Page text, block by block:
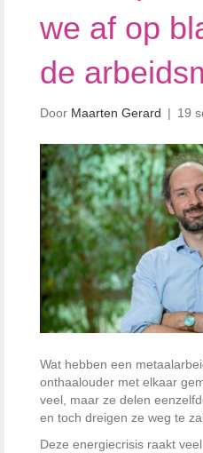
we af op
de
Door Maarten Gerard | 19
Wat hebben een
onthaalouder met elkaar
veel, maar ze delen
en toch dreigen ze weg te
Deze energiecrisis raakt